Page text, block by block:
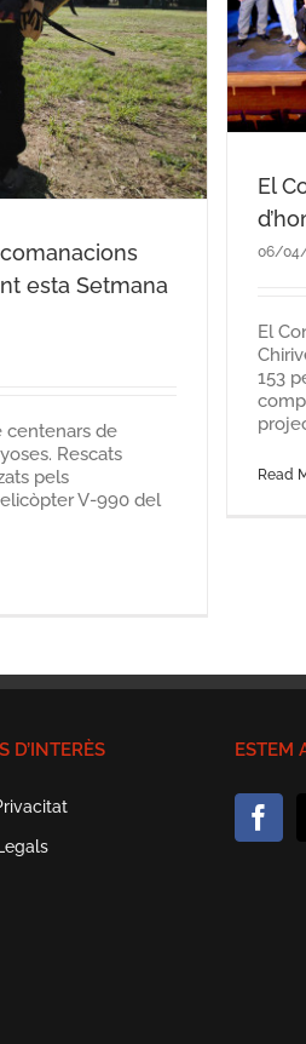
El
06/
El
153
Read
esta Setmana
centenars de
Rescats
pels
V-990 del
D’INTERÈS ESTEM